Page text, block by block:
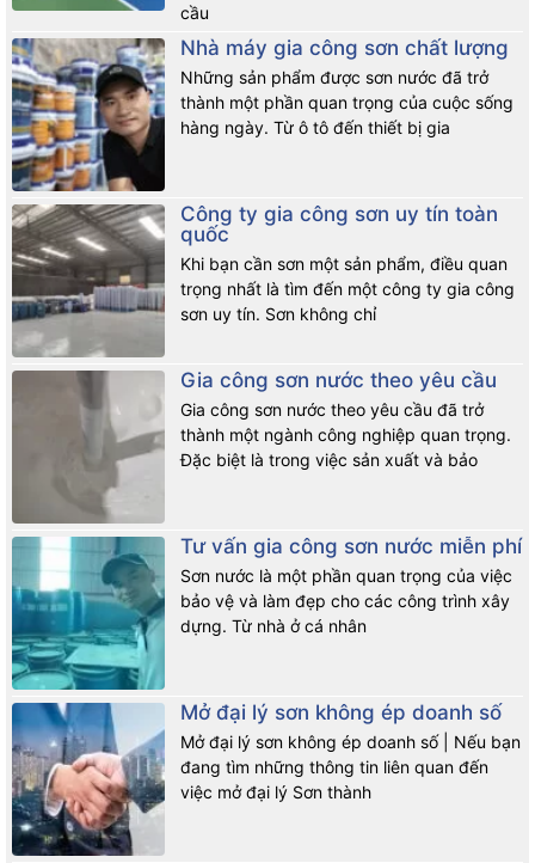
cầu
Nhà máy gia công sơn chất lượng
Những sản phẩm được sơn nước đã trở
thành một phần quan trọng của cuộc sống
hàng ngày. Từ ô tô đến thiết bị gia
Công ty gia công sơn uy tín toàn
quốc
Khi bạn cần sơn một sản phẩm, điều quan
trọng nhất là tìm đến một công ty gia công
sơn uy tín. Sơn không chỉ
Gia công sơn nước theo yêu cầu
Gia công sơn nước theo yêu cầu đã trở
thành một ngành công nghiệp quan trọng.
Đặc biệt là trong việc sản xuất và bảo
Tư vấn gia công sơn nước miễn phí
Sơn nước là một phần quan trọng của việc
bảo vệ và làm đẹp cho các công trình xây
dựng. Từ nhà ở cá nhân
Mở đại lý sơn không ép doanh số
Mở đại lý sơn không ép doanh số | Nếu bạn
đang tìm những thông tin liên quan đến
việc mở đại lý Sơn thành